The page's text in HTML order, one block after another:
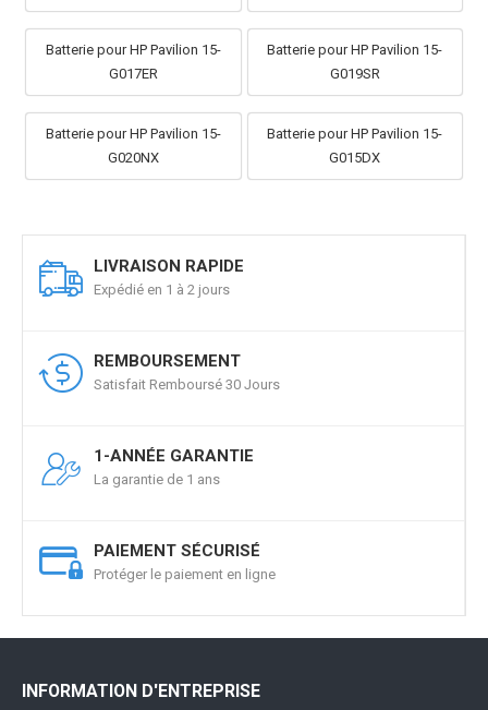
Batterie pour HP Pavilion 15-
G017ER
Batterie pour HP Pavilion 15-
G019SR
Batterie pour HP Pavilion 15-
G020NX
Batterie pour HP Pavilion 15-
G015DX
LIVRAISON RAPIDE
Expédié en 1 à 2 jours
REMBOURSEMENT
Satisfait Remboursé 30 Jours
1-ANNÉE GARANTIE
La garantie de 1 ans
PAIEMENT SÉCURISÉ
Protéger le paiement en ligne
INFORMATION D'ENTREPRISE